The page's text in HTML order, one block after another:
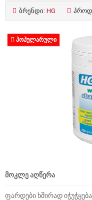
ბრენდი: HG
ᲞᲝᲞᲣᲚᲐᲠᲣᲚᲘ
მოკლე აღწერა
ფარდები ხშირად